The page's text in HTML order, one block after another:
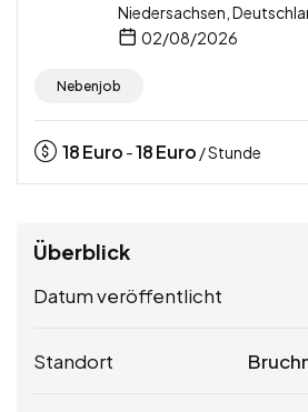
Niedersachsen,
02/08/2026
Nebenjob
18Euro -18Euro / Stunde
Überblick
Datum veröffentlicht
Standort